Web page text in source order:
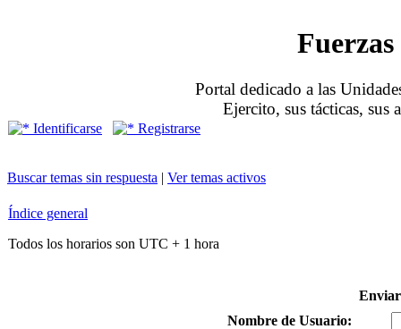
Portal dedicado a las
Ejercito, sus tácticas, sus
Identificarse Registrarse
Buscar temas sin respuesta | Ver temas activos
Índice general
Todos los horarios son UTC + 1 hora
Nombre de Usuario: